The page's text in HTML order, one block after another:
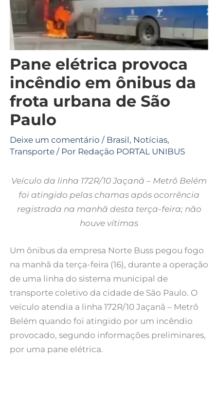
Pane elétrica provoca
incêndio em ônibus da
frota urbana de São
Paulo
Deixe um comentário / Brasil, Notícias,
Transporte / Por Redação PORTAL UNIBUS
Veículo da linha 172R/10 Jaçanã – Metrô Belém
foi atingido pelas chamas após ocorrência
registrada na manhã desta terça-feira; não
houve vítimas
Um ônibus da empresa Norte Buss pegou fogo
na manhã da terça-feira (16), durante a operação
de uma linha do sistema municipal de
transporte coletivo da cidade de São Paulo. O
veículo atendia a linha 172R/10 Jaçanã – Metrô
Belém quando foi atingido por um incêndio
provocado, segundo informações preliminares,
por uma pane elétrica.